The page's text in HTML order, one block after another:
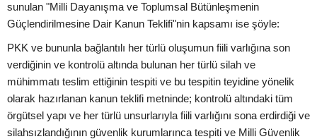
sunulan "Milli Dayanışma ve Toplumsal Bütünleşmenin
Güçlendirilmesine Dair Kanun Teklifi"nin kapsamı ise şöyle:
PKK ve bununla bağlantılı her türlü oluşumun fiili varlığına son
verdiğinin ve kontrolü altında bulunan her türlü silah ve
mühimmatı teslim ettiğinin tespiti ve bu tespitin teyidine yönelik
olarak hazırlanan kanun teklifi metninde; kontrolü altındaki tüm
örgütsel yapı ve her türlü unsurlarıyla fiili varlığını sona erdirdiği ve
silahsızlandığının güvenlik kurumlarınca tespiti ve Milli Güvenlik